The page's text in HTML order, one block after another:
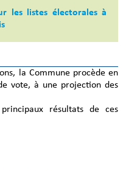
les listes électorales à
la Commune procède en
vote, à une projection des
résultats de ces